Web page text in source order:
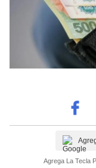
Agrega La Tecla